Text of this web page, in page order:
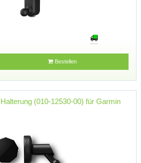
Bestellen
(010-12530-00) für Garmin